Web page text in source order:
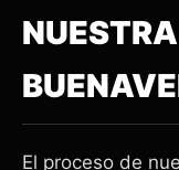
El proceso de